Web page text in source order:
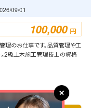
09/01
100,000 円
のお仕事です。品質管理や工
2級土木施工管理技士の資格